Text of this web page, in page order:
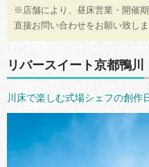
※店舗により、昼床営業・開催
直接お問い合わせをお願い致しま
リバースイート京都鴨川
川床で楽しむ式場シェフの創作